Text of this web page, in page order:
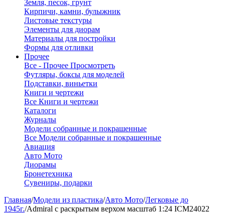
Земля, песок, грунт
Кирпичи, камни, булыжник
Листовые текстуры
Элементы для диорам
Материалы для постройки
Формы для отливки
Прочее
Все - Прочее Просмотреть
Футляры, боксы для моделей
Подставки, виньетки
Книги и чертежи
Все Книги и чертежи
Каталоги
Журналы
Модели собранные и покрашенные
Все Модели собранные и покрашенные
Авиация
Авто Мото
Диорамы
Бронетехника
Сувениры, подарки
Главная/Модели из пластика/Авто Мото/Легковые до
1945г./Admiral c раскрытым верхом масштаб 1:24 ICM24022